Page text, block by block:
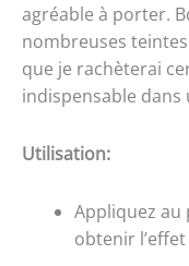
agréable à porter.
nombreuses
que je rachèterai
indispensable dans
Utilisation:
Appliquez au
obtenir